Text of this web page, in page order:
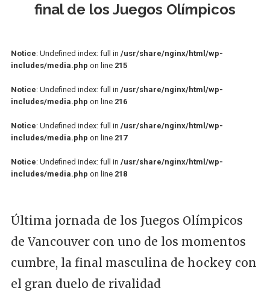
final de los Juegos Olímpicos
Notice: Undefined index: full in /usr/share/nginx/html/wp-
includes/media.php on line 215
Notice: Undefined index: full in /usr/share/nginx/html/wp-
includes/media.php on line 216
Notice: Undefined index: full in /usr/share/nginx/html/wp-
includes/media.php on line 217
Notice: Undefined index: full in /usr/share/nginx/html/wp-
includes/media.php on line 218
Última jornada de los Juegos Olímpicos
de Vancouver con uno de los momentos
cumbre, la final masculina de hockey con
el gran duelo de rivalidad